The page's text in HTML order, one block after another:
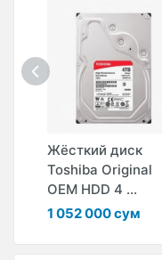
Жёсткий диск
Toshiba Original
OEM HDD 4 ...
1 052 000 сум